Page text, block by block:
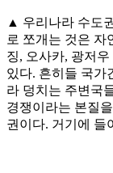
▲ 우리나라 수도
로 쪼개는 것은 자
징, 오사카, 광저
있다. 흔히들 국가
라 덩치는 주변국
경쟁이라는 본질
권이다. 거기에 들